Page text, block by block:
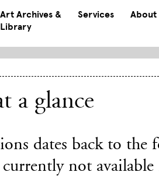
Art Archives &
Library
Services About
a glance
dates back to
not